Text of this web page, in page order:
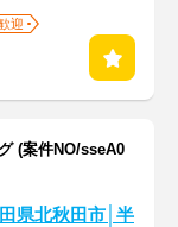
迎
(案件NO/sseA0
県北秋田市│半